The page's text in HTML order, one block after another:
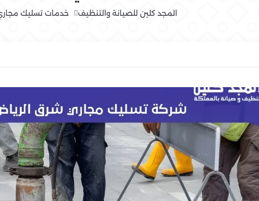
المجد كلين للصيانة والتنظيف خدمات تسليك